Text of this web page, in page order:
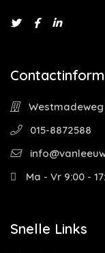
Westmadeweg
015-8872588
Ma - Vr 9:00 -
Snelle Links